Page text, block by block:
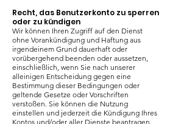
Recht, das Benutzerkonto zu sperren
oder zu kündigen
Wir können Ihren Zugriff auf den Dienst
ohne Vorankündigung und Haftung aus
irgendeinem Grund dauerhaft oder
vorübergehend beenden oder aussetzen,
einschließlich, wenn Sie nach unserer
alleinigen Entscheidung gegen eine
Bestimmung dieser Bedingungen oder
geltende Gesetze oder Vorschriften
verstoßen. Sie können die Nutzung
einstellen und jederzeit die Kündigung Ihres
Kontos und/oder aller Dienste beantragen.